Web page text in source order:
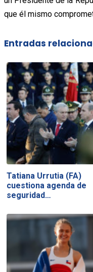
que él mismo
Entradas
Tatiana Urrutia (FA)
cuestiona agenda de
seguridad…